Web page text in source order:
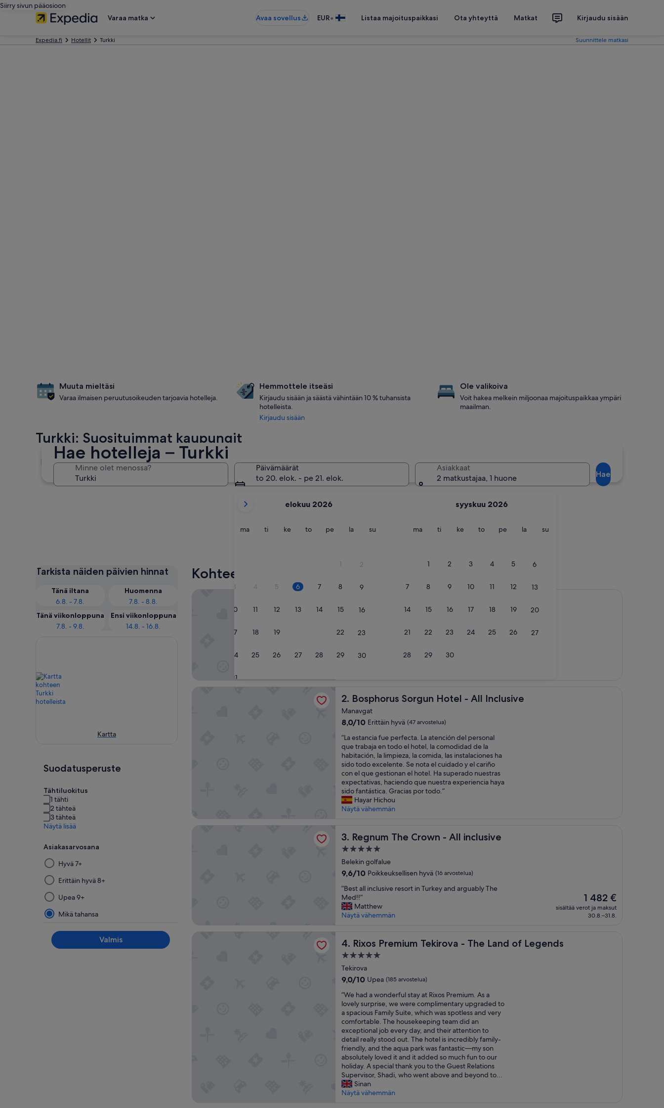
Siirry sivun pääosioon
Varaa matka
Avaa sovellus EUR• Listaa majoituspaikkasi Ota yhteyttä Matkat Kirjaudu sisään
Expedia.fi Hotellit Turkki Suunnittele matkasi
Hae hotelleja – Turkki
Minne olet menossa?
Päivämäärät
to 20. elok. - pe 21. elok.
kuukautesi
August
2026.
elokuu 2026
mamaanantai
titiistai kekeskiviikko
totorstaipeperjantai
lalauantai
su
1 2
3 4 5 6 7 8 9
10 11 12 13 14 15 16
17 18 19 22 23
24 25 26 27 28 29 30
31
syyskuu 2026
mamaanantai
titiistai kekeskiviikko
totorstaipeperjantai
lalauantai
su
1 2 3 4 5 6
7 8 9 10 11 12 13
14 15 16 17 18 19 20
21 22 23 24 25 26 27
28 29 30
Asiakkaat
2 matkustajaa, 1 huone
Hae
Muuta mieltäsi
Varaa ilmaisen peruutusoikeuden tarjoavia hotelleja.
Hemmottele itseäsi
Kirjaudu sisään ja säästä vähintään 10 % tuhansista
hotelleista.
Kirjaudu sisään
Ole valikoiva
Voit hakea melkein miljoonaa majoituspaikkaa ympäri
maailman.
Turkki: Suosituimmat kaupungit
Alanya Istanbul
Bodrum
Tarkista näiden päivien hinnat
Tänä iltana
6.8. - 7.8.
Huomenna
7.8. - 8.8.
Tänä viikonloppuna
7.8. - 9.8.
Ensi viikonloppuna
14.8. - 16.8.
Kartta
Suodatusperuste
Tähtiluokitus
1 tähti
2 tähteä
3 tähteä
Näytä lisää
Asiakasarvosana
Suodattimen
valitseminen
tästä
ryhmästä
päivittää
hakutulokset
Hyvä 7+
Erittäin hyvä 8+
Upea 9+
Mikä tahansa
Valmis
Kohteen Turkki parhaat hotellit
5.0
majoituspaikka
9.0
10,
9,0/10 (143 arvostelua)
”
p
i
o
l
s
e
r
v
i
c
e
”Exceptional service”
2. Bosphorus Sorgun Hotel - All Inclusive
Bosphorus Sorgun Hotel - All Inclusive
Manavgat
8.0
10,
Erittäin
hyvä,
(47
arvostelua)
8,0/10 Erittäin hyvä (47 arvostelua)
”
L
a
e
s
t
a
n
c
f
e
p
e
f
e
c
t
L
a
t
e
c
i
ó
n
d
e
l
p
e
r
s
o
”La estancia fue perfecta. La atención del personal
que trabaja en todo el hotel, la comodidad de la
habitación, la limpieza, la comida, las instalaciones ha
sido todo excelente. Se nota el cuidado y el cariño
con el que gestionan el hotel. Ha superado nuestras
expectativas, haciendo que nuestra experiencia haya
sido fantástica. Gracias por todo.”
Hayar Hichou
Näytä vähemmän
3. Regnum The Crown - All inclusive
Regnum The Crown - All inclusive
5.0
tähden
majoituspaikka
Belekin golfalue
9.6
10,
Poikkeuksellisen
hyvä,
(16
9,6/10 Poikkeuksellisen hyvä (16 arvostelua)
”
B
e
s
n
c
u
s
i
v
e
r
e
s
o
r
t
i
”Best all inclusive resort in Turkey and arguably The
Med!!”
Matthew
Näytä vähemmän
Hinta
on
1 482 €
1 482 €
sisältää verot ja maksut
30.8.–31.8.
4. Rixos Premium Tekirova - The Land of Legends
Rixos Premium Tekirova - The Land of Legends
5.0
tähden
majoituspaikka
Tekirova
9.0
10,
Upea,
(185
arvostelua)
9,0/10 Upea (185 arvostelua)
”
W
e
h
a
d
a
w
o
n
d
e
”We had a wonderful stay at Rixos Premium. As a
lovely surprise, we were complimentary upgraded to
a spacious Family Suite, which was spotless and very
comfortable. The housekeeping team did an
exceptional job every day, and their attention to
detail really stood out. The hotel is incredibly family-
friendly, and the aqua park was fantastic—my son
absolutely loved it and it added so much fun to our
holiday. A special thank you to the Guest Relations
Supervisor, Shadi, who went above and beyond to...
Sinan
Näytä vähemmän